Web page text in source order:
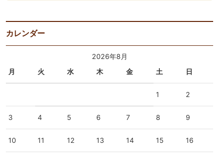
カレンダー
2026年8月
月
火 水 木 金 土 日
1 2
3 4 5 6 7 8 9
10 11 12 13 14 15 16